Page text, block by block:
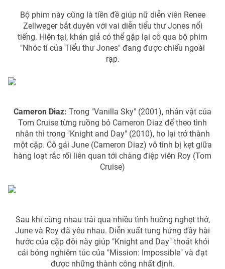
Tổng đài VTV:024.38 355 931 - 024.38 355 932
Ðiện thoại Thời báo VTV:024.66 897 897
Email:toasoan@vtv.vn
024-7300.7108
thuận bằng văn bản. Ghi rõ nguồn VTV.vn khi phát hành lại
thông tin từ website này.
Bộ phim này cũng là tiền đề giúp nữ diễn viên Renee
Zellweger bắt duyên với vai diễn tiểu thư Jones nổi
tiếng. Hiện tại, khán giả có thể gặp lại cô qua bộ phim
"Nhóc tì của Tiểu thư Jones" đang được chiếu ngoài
rạp.
Cameron Diaz: Trong "Vanilla Sky" (2001), nhân vật của
Tom Cruise từng ruồng bỏ Cameron Diaz để theo tình
nhân thì trong "Knight and Day" (2010), họ lại trở thành
một cặp. Cô gái June (Cameron Diaz) vô tình bị kẹt giữa
hàng loạt rắc rối liên quan tới chàng điệp viên Roy (Tom
Cruise)
Sau khi cùng nhau trải qua nhiều tình huống nghẹt thở,
June và Roy đã yêu nhau. Diễn xuất tung hứng đầy hài
hước của cặp đôi này giúp "Knight and Day" thoát khỏi
cái bóng nghiêm túc của "Mission: Impossible" và đạt
được những thành công nhất định.